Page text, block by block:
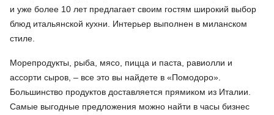
и уже более 10 лет предлагает своим гостям широкий выбор
блюд итальянской кухни. Интерьер выполнен в миланском
стиле.
Морепродукты, рыба, мясо, пицца и паста, равиолли и
ассорти сыров, – все это вы найдете в «Помодоро».
Большинство продуктов доставляется прямиком из Италии.
Самые выгодные предложения можно найти в часы бизнес